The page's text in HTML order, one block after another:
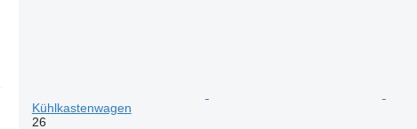
Kühlkastenwagen
26